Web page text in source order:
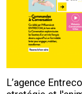
L’agence